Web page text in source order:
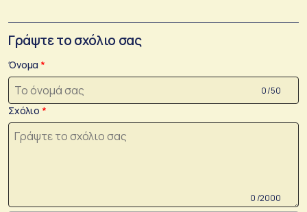
Γράψτε το σχόλιο σας
Όνομα
0 /50
Σχόλιο
0 /2000